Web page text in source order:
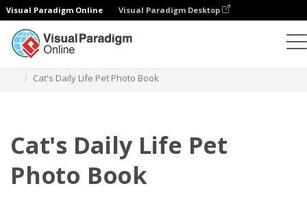
Visual Paradigm Online Visual Paradigm Desktop
Cat's Daily Life Pet Photo Book
Cat's Daily Life Pet
Photo Book